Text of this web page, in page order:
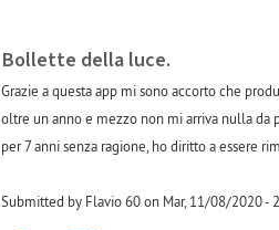
Bollette della luce.
Grazie a questa app mi sono accorto che
oltre un anno e mezzo non mi arriva nulla da
per 7 anni senza ragione, ho diritto a essere
Submitted by Flavio 60 on Mar, 11/08/2020 -